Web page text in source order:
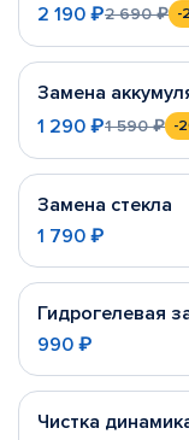
2 190 ₽2 690 ₽ -
Замена
1 290 ₽1 590 ₽ -
Замена стекла
1 790 ₽
Гидрогелевая
990 ₽
Чистка